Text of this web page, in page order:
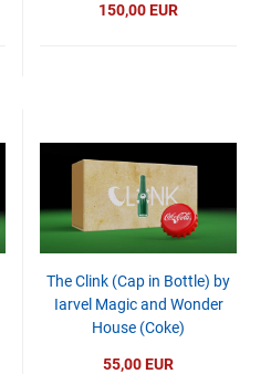
150,00 EUR
The Clink (Cap in Bottle) by
Iarvel Magic and Wonder
House (Coke)
55,00 EUR